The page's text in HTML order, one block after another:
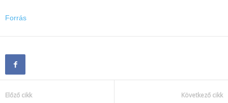
Forrás
Előző cikk Következő cikk